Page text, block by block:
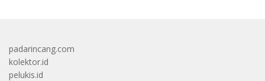
padarincang.com
kolektor.id
pelukis.id